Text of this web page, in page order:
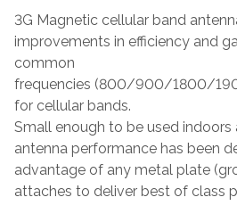
3G Magnetic cellular band
improvements in efficiency and
common
frequencies (800/900/1800/
for cellular bands.
Small enough to be used
antenna performance has been
advantage of any metal plate
attaches to deliver best of class